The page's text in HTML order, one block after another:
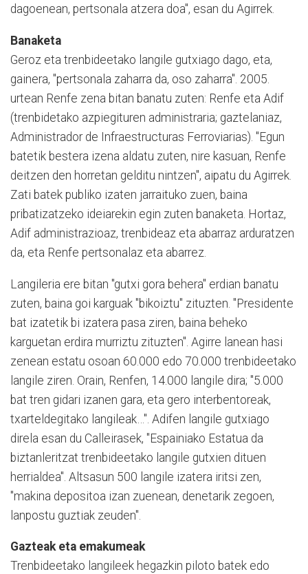
dagoenean, pertsonala atzera doa", esan du Agirrek.
Banaketa
Geroz eta trenbideetako langile gutxiago dago, eta,
gainera, "pertsonala zaharra da, oso zaharra". 2005.
urtean Renfe zena bitan banatu zuten: Renfe eta Adif
(trenbidetako azpiegituren administraria; gaztelaniaz,
Administrador de Infraestructuras Ferroviarias). "Egun
batetik bestera izena aldatu zuten, nire kasuan, Renfe
deitzen den horretan gelditu nintzen", aipatu du Agirrek.
Zati batek publiko izaten jarraituko zuen, baina
pribatizatzeko ideiarekin egin zuten banaketa. Hortaz,
Adif administrazioaz, trenbideaz eta abarraz arduratzen
da, eta Renfe pertsonalaz eta abarrez.
Langileria ere bitan "gutxi gora behera" erdian banatu
zuten, baina goi karguak "bikoiztu" zituzten. "Presidente
bat izatetik bi izatera pasa ziren, baina beheko
karguetan erdira murriztu zituzten". Agirre lanean hasi
zenean estatu osoan 60.000 edo 70.000 trenbideetako
langile ziren. Orain, Renfen, 14.000 langile dira; "5.000
bat tren gidari izanen gara, eta gero interbentoreak,
txarteldegitako langileak…". Adifen langile gutxiago
direla esan du Calleirasek, "Espainiako Estatua da
biztanleritzat trenbideetako langile gutxien dituen
herrialdea". Altsasun 500 langile izatera iritsi zen,
"makina depositoa izan zuenean, denetarik zegoen,
lanpostu guztiak zeuden".
Gazteak eta emakumeak
Trenbideetako langileek hegazkin piloto batek edo